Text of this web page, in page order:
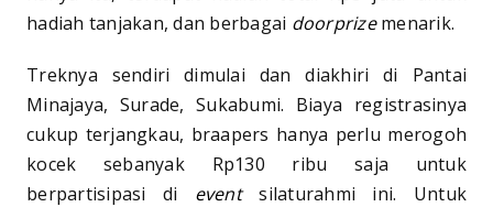
hadiah tanjakan, dan berbagai doorprizemenarik.
Treknya sendiri dimulai dan diakhiri di Pantai
Minajaya, Surade, Sukabumi. Biaya registrasinya
cukup terjangkau, braapers hanya perlu merogoh
kocek sebanyak Rp130 ribu saja untuk
berpartisipasi di eventsilaturahmi ini. Untuk